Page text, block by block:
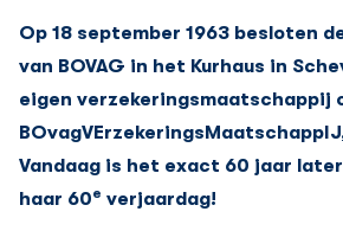
Op 18 september 1963 besloten
van BOVAG in het Kurhaus in
eigen verzekeringsmaatschappij
Vandaag is het exact 60 jaar
haar 60e verjaardag!